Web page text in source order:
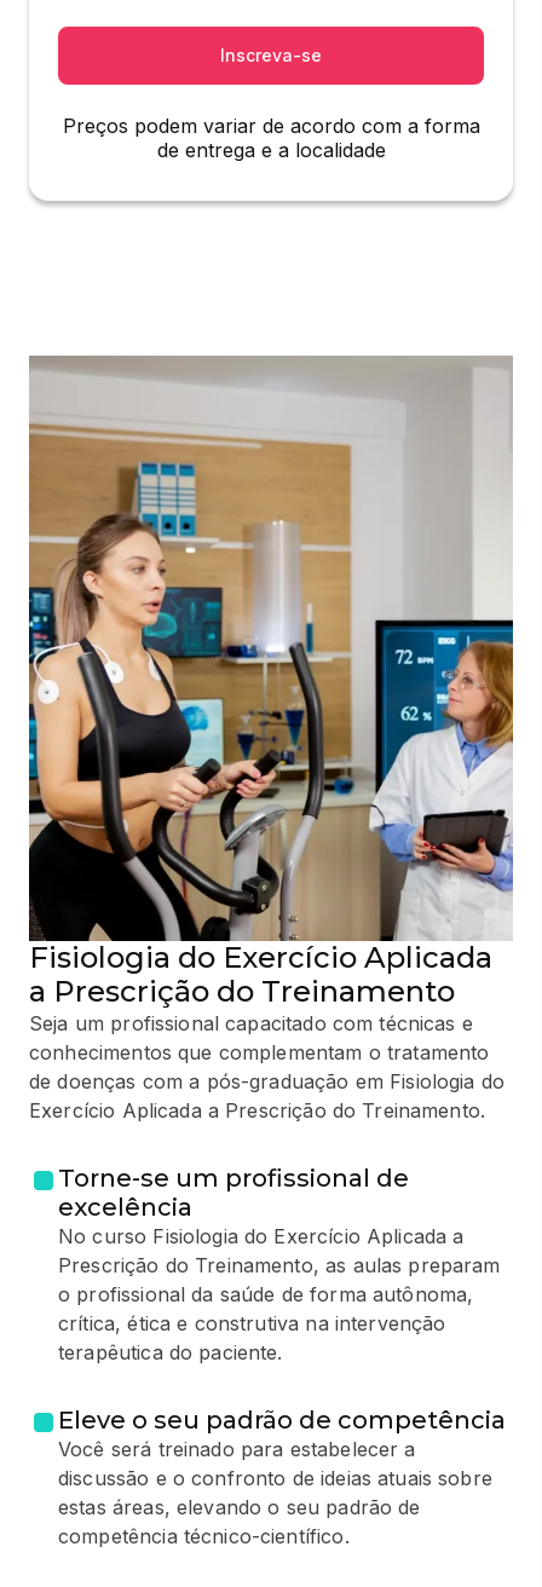
Inscreva-se
Preços podem variar de acordo com a forma
de entrega e a localidade
Fisiologia do Exercício Aplicada
a Prescrição do Treinamento
Seja um profissional capacitado com técnicas e
conhecimentos que complementam o tratamento
de doenças com a pós-graduação em Fisiologia do
Exercício Aplicada a Prescrição do Treinamento.
Torne-se um profissional de
excelência
No curso Fisiologia do Exercício Aplicada a
Prescrição do Treinamento, as aulas preparam
o profissional da saúde de forma autônoma,
crítica, ética e construtiva na intervenção
terapêutica do paciente.
Eleve o seu padrão de competência
Você será treinado para estabelecer a
discussão e o confronto de ideias atuais sobre
estas áreas, elevando o seu padrão de
competência técnico-científico.